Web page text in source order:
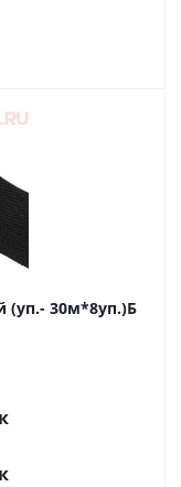
(уп.- 30м*8уп.)Б